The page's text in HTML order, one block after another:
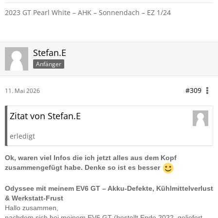
2023 GT Pearl White – AHK – Sonnendach – EZ 1/24
Stefan.E
Anfänger
11. Mai 2026 #309
Zitat von Stefan.E
erledigt
Ok, waren viel Infos die ich jetzt alles aus dem Kopf
zusammengefügt habe. Denke so ist es besser
Odyssee mit meinem EV6 GT – Akku-Defekte, Kühlmittelverlust
& Werkstatt-Frust
Hallo zusammen,